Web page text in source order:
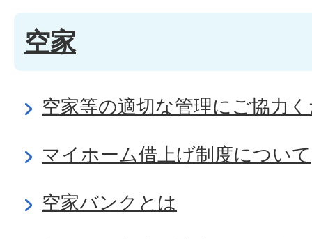
空家
空家等の適切な管理にご協力
マイホーム借上げ制度について
空家バンクとは